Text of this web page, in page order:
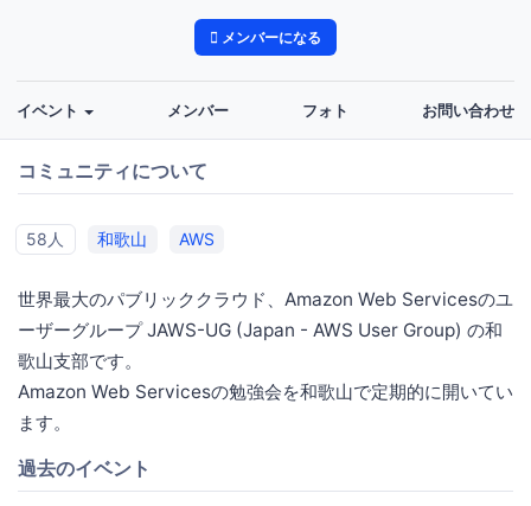
メンバーになる
イベント メンバー フォト お問い合わせ
コミュニティについて
58人 和歌山 AWS
世界最大のパブリッククラウド、Amazon Web Servicesのユ
ーザーグループ JAWS-UG (Japan - AWS User Group) の和
歌山支部です。
Amazon Web Servicesの勉強会を和歌山で定期的に開いてい
ます。
過去のイベント